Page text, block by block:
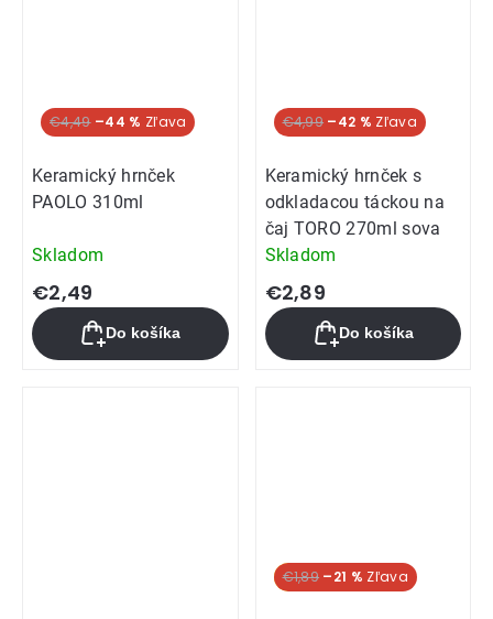
€4,49 –44 %
Keramický hrnček
PAOLO 310ml
Skladom
€2,49
Do košíka
€4,99 –42 %
Keramický hrnček s
odkladacou táckou na
čaj TORO 270ml sova
Skladom
€2,89
Do košíka
Akcia
€1,89 –21 %